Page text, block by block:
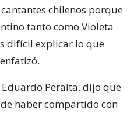
chilenos porque
tanto como Violeta
difícil explicar lo que
Peralta, dijo que
haber compartido con